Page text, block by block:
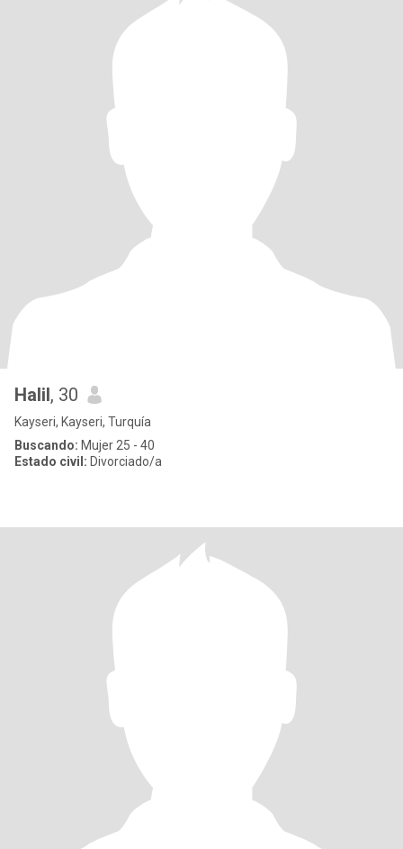
Halil, 30
Kayseri, Kayseri, Turquía
Buscando: Mujer 25 - 40
Estado civil: Divorciado/a